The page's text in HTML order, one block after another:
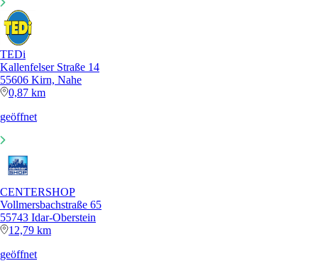
TEDi
Kallenfelser Straße 14
55606 Kirn, Nahe
0,87 km
geöffnet
CENTERSHOP
Vollmersbachstraße 65
55743 Idar-Oberstein
12,79 km
geöffnet